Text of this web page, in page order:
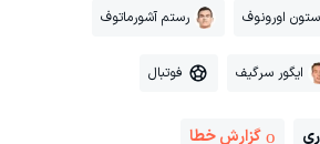
اورونوف رستم آشورماتوف
ایگور سرگیف فوتبال
گزارش خطا